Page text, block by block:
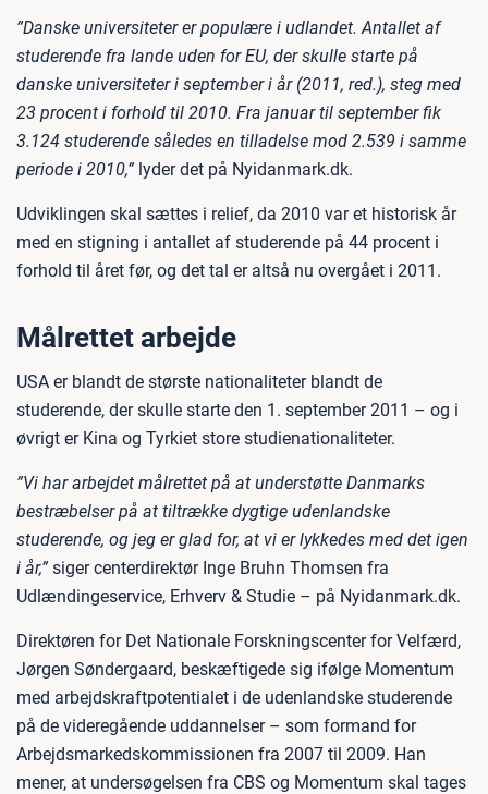
”Danske universiteter er populære i udlandet. Antallet af
studerende fra lande uden for EU, der skulle starte på
danske universiteter i september i år (2011, red.), steg med
23 procent i forhold til 2010. Fra januar til september fik
3.124 studerende således en tilladelse mod 2.539 i samme
periode i 2010,” lyder det på Nyidanmark.dk.
Udviklingen skal sættes i relief, da 2010 var et historisk år
med en stigning i antallet af studerende på 44 procent i
forhold til året før, og det tal er altså nu overgået i 2011.
Målrettet arbejde
USA er blandt de største nationaliteter blandt de
studerende, der skulle starte den 1. september 2011 – og i
øvrigt er Kina og Tyrkiet store studienationaliteter.
”Vi har arbejdet målrettet på at understøtte Danmarks
bestræbelser på at tiltrække dygtige udenlandske
studerende, og jeg er glad for, at vi er lykkedes med det igen
i år,” siger centerdirektør Inge Bruhn Thomsen fra
Udlændingeservice, Erhverv & Studie – på Nyidanmark.dk.
Direktøren for Det Nationale Forskningscenter for Velfærd,
Jørgen Søndergaard, beskæftigede sig ifølge Momentum
med arbejdskraftpotentialet i de udenlandske studerende
på de videregående uddannelser – som formand for
Arbejdsmarkedskommissionen fra 2007 til 2009. Han
mener, at undersøgelsen fra CBS og Momentum skal tages